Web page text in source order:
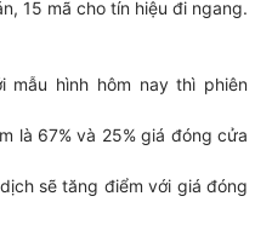
15 mã cho tín hiệu đi ngang.
mẫu hình hôm nay thì phiên
là 67% và 25% giá đóng cửa
sẽ tăng điểm với giá đóng